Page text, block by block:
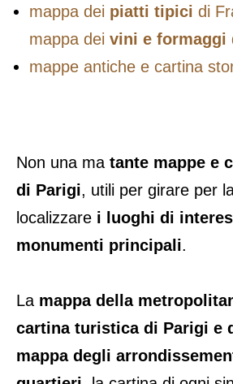
mappa dei piatti tipici di
mappa dei vini e formaggi
mappe antiche e cartina
Non una ma tante mappe e
di Parigi, utili per girare per
localizzare i luoghi di
monumenti principali.
La mappa della
cartina turistica di Parigi e
mappa degli